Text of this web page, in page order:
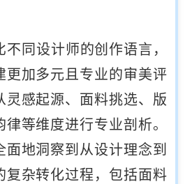
同设计师的创作语言，
更加多元且专业的审美评
灵感起源、面料挑选、版
等维度进行专业剖析。
面地洞察到从设计理念到
复杂转化过程，包括面料